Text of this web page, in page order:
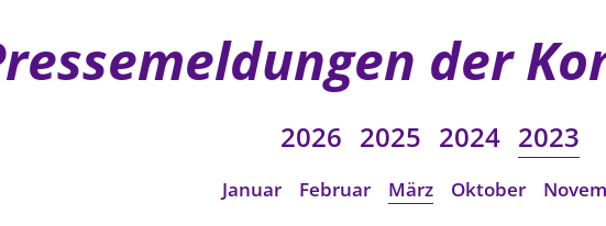
der
2026 2025 2024 2023
Januar Februar März Oktober